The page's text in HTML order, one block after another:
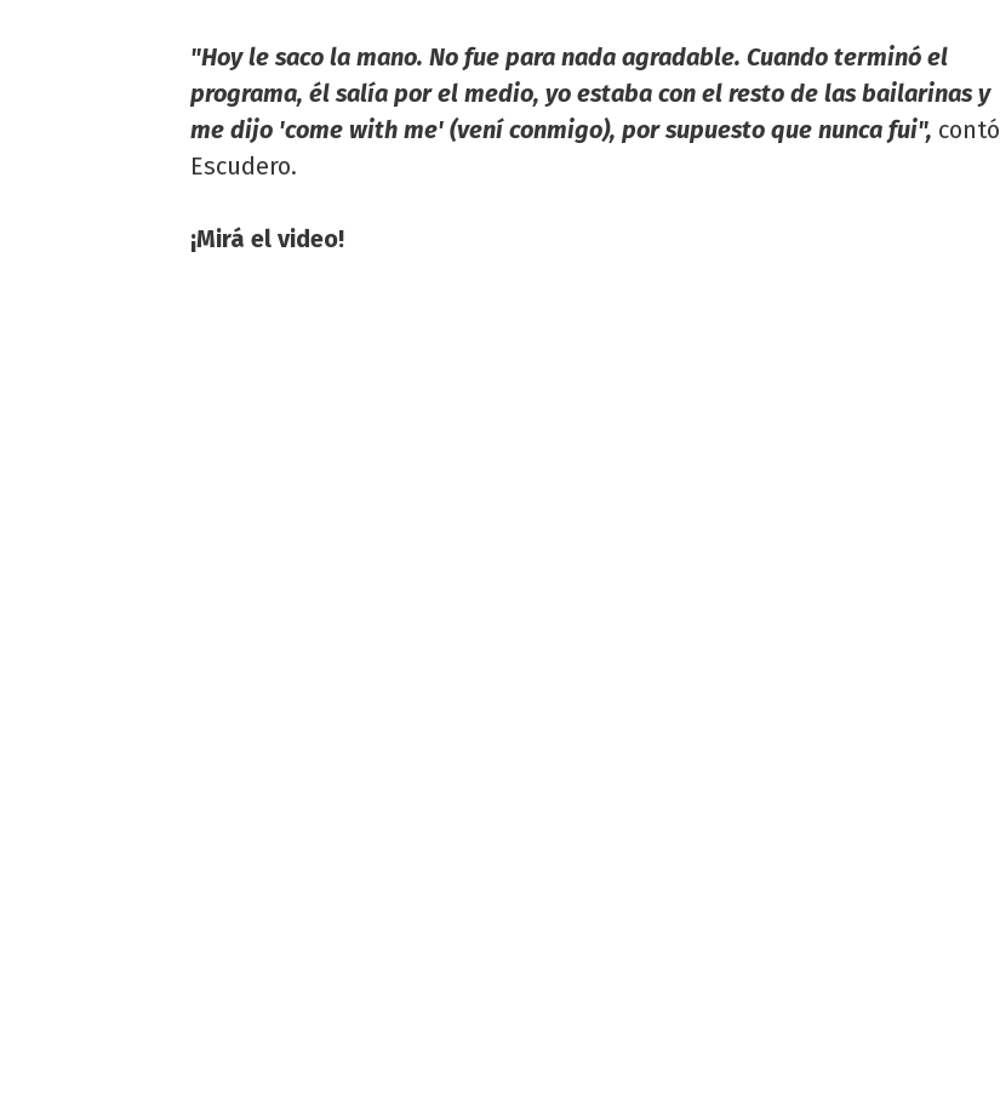
"Hoy le saco la mano. No fue para nada agradable. Cuando terminó el
programa, él salía por el medio, yo estaba con el resto de las bailarinas y
me dijo 'come with me' (vení conmigo), por supuesto que nunca fui", contó
Escudero.
¡Mirá el video!